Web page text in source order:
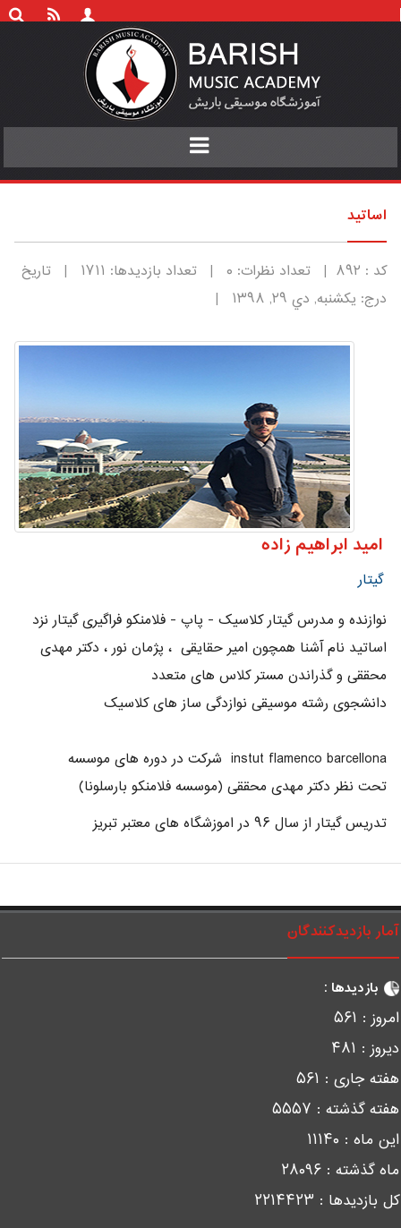
Toggle
navigation
اساتید
کد : ۸۹۲ | تعداد نظرات: ۰ | تعداد بازدیدها: ۱۷۱۱ | تاریخ
درج: يکشنبه, دي ۲۹, ۱۳۹۸ |
امید ابراهیم زاده
گیتار
نوازنده و مدرس گیتار کلاسیک - پاپ - فلامنکو فراگیری گیتار نزد
اساتید نام آشنا همچون امیر حقایقی ، پژمان نور ، دکتر مهدی
محققی و گذراندن مستر کلاس های متعدد
دانشجوی رشته موسیقی نوازدگی ساز های کلاسیک
شرکت در دوره های موسسه instut flamenco barcellona
(موسسه فلامنکو بارسلونا) تحت نظر دکتر مهدی محققی
تدریس گیتار از سال ۹۶ در اموزشگاه های معتبر تبریز
بازدیدکنندگان
بازدیدها :
: ۵۶۱
: ۴۸۱
جاری : ۵۶۱
گذشته : ۵۵۵۷
ماه : ۱۱۱۴۰
گذشته : ۲۸۰۹۶
بازدیدها :
۲۲۱۴۴۲۳